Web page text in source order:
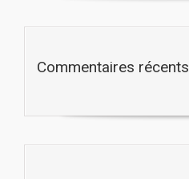
Commentaires récents